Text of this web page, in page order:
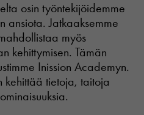
osin työntekijöidemme
ansiota. Jatkaaksemme
myös
kehittymisen. Tämän
Inission Academyn.
kehittää tietoja, taitoja